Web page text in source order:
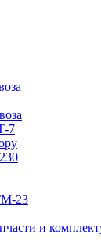
7
23
и